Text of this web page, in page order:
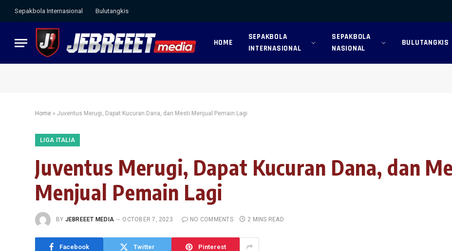
Sepakbola Internasional Bulutangkis
HOME
SEPAKBOLA
INTERNASIONAL
SEPAKBOLA
NASIONAL
BULUTANGKIS
Home » Juventus Merugi, Dapat Kucuran Dana, dan Mesti Menjual Pemain Lagi
LIGA ITALIA
Juventus Merugi, Dapat Kucuran Dana, dan
Menjual Pemain Lagi
BY JEBREEET MEDIA OCTOBER 7, 2023 NO COMMENTS 2 MINS READ
Facebook Twitter Pinterest